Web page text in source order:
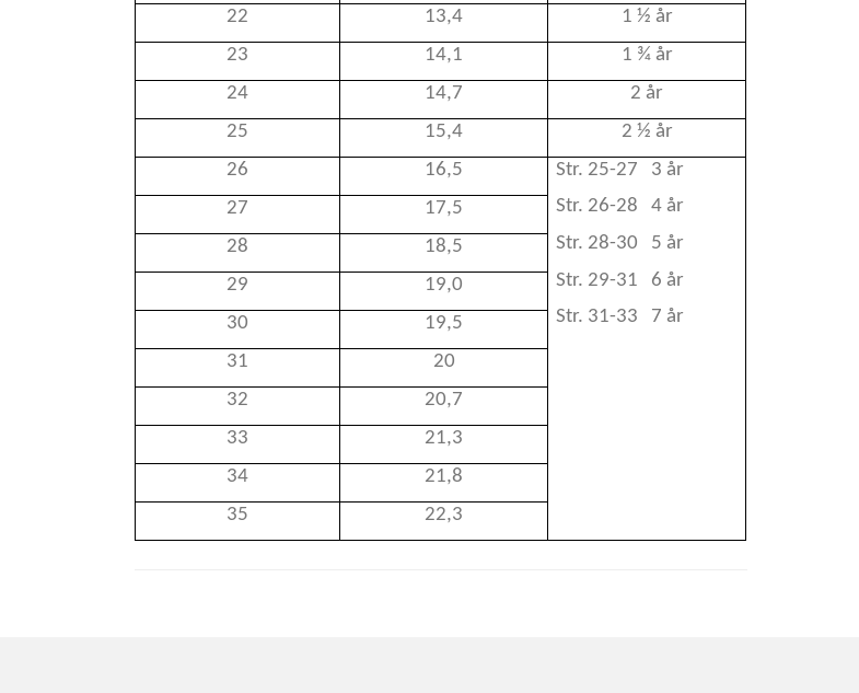
22
13,4
1 ½ år
23
14,1
1 ¾ år
24
14,7
2 år
25
15,4
2 ½ år
26
16,5
Str. 25-27 3 år
Str. 26-28 4 år
Str. 28-30 5 år
Str. 29-31 6 år
Str. 31-33 7 år
27
17,5
28
18,5
29
19,0
30
19,5
31
20
32
20,7
33
21,3
34
21,8
35
22,3